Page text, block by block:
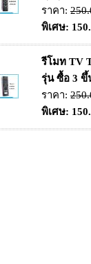
ราคา:
พิเศษ:
รีโมท TV
รุ่น ซื้อ 3 ขึ้
ราคา:
พิเศษ: